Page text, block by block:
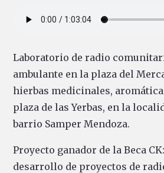
Laboratorio de radio
ambulante en la plaza del
hierbas medicinales,
plaza de las Yerbas, en la
barrio Samper Mendoza.
Proyecto ganador de la Beca
desarrollo de proyectos de